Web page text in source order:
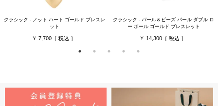
クラシック - ノット ハート ゴールド ブレスレ
ット
7,700
クラシック - パール＆ビーズ パール ダブル ロ
ー ボール ゴールド ブレスレット
14,300